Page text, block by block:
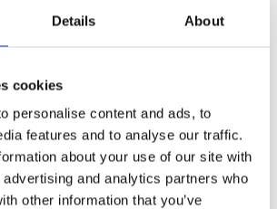
Details About
cookies
personalise content and ads, to
features and to analyse our traffic.
about your use of our site with
and analytics partners who
other information that you’ve
F05 Nomad stemningslampe
550kr
Velg alternativ